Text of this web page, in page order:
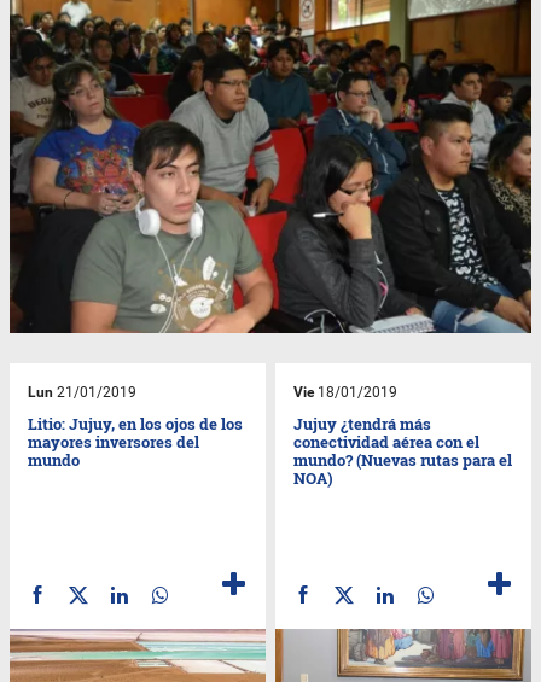
Lun 21/01/2019
Litio: Jujuy, en los ojos de los
mayores inversores del
mundo
Vie18/01/2019
Jujuy ¿tendrá más
conectividad aérea con el
mundo? (Nuevas rutas para el
NOA)